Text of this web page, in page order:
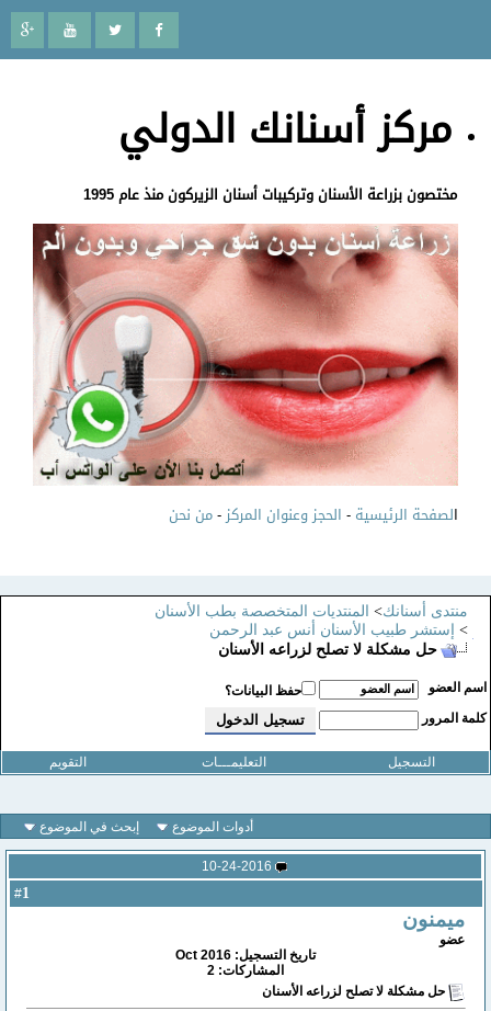
مركز أسنانك الدولي
مختصون بزراعة الأسنان وتركيبات أسنان الزيركون منذ عام 1995
لصفحة الرئيسية-الحجز وعنوان المركز-من نحن
منتدى أسنانك>المنتديات المتخصصة بطب الأسنان
>إستشر طبيب الأسنان أنس عبد الرحمن
حل مشكلة لا تصلح لزراعه الأسنان
اسم العضو
حفظ البيانات؟
كلمة المرور
التسجيل التعليمـــات التقويم
أدوات الموضوع إبحث في الموضوع
10-24-2016
ميمنون
عضو
تاريخ التسجيل: Oct 2016
المشاركات: 2
حل مشكلة لا تصلح لزراعه الأسنان